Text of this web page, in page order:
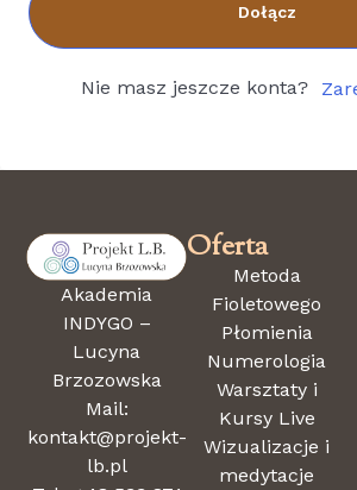
Dołącz
Nie masz jeszcze konta?
Akademia
INDYGO –
Lucyna
Brzozowska
Mail:
kontakt@projekt-
lb.pl
Oferta
Metoda
Fioletowego
Płomienia
Numerologia
Warsztaty i
Kursy Live
Wizualizacje i
medytacje